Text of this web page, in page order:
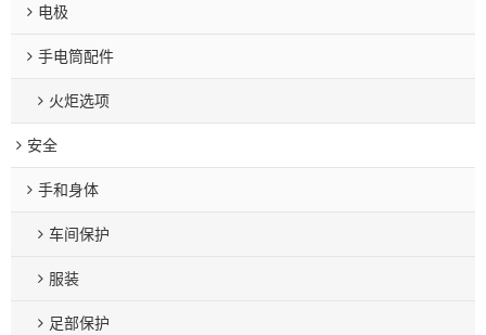
电极
手电筒配件
火炬选项
安全
手和身体
车间保护
服装
足部保护